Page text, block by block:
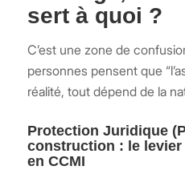
sert à quoi ?
C’est une zone de
personnes pensent que
réalité, tout dépend de la
Protection Juridique
construction : le
en CCMI